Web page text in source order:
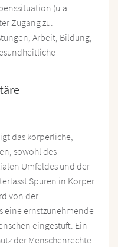
(u.a.
Zugang zu:
Arbeit, Bildung,
das körperliche,
sowohl des
Umfeldes und der
Spuren in Körper
von der
eine ernstzunehmende
eingestuft. Ein
der Menschenrechte